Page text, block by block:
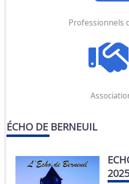
Professionnels
ÉCHO DE BERNEUIL
2025